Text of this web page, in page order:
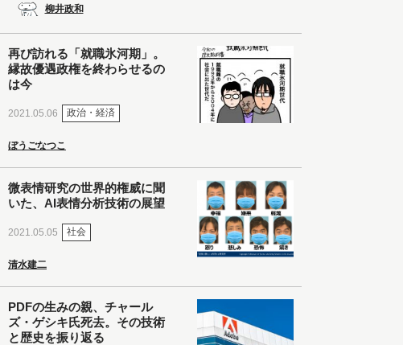
柳井政和
再び訪れる「就職氷河期」。
縁故優遇政権を終わらせるの
は今
2021.05.06 政治・経済
ぼうごなつこ
微表情研究の世界的権威に聞
いた、AI表情分析技術の展望
2021.05.05 社会
清水建二
PDFの生みの親、チャール
ズ・ゲシキ氏死去。その技術
と歴史を振り返る